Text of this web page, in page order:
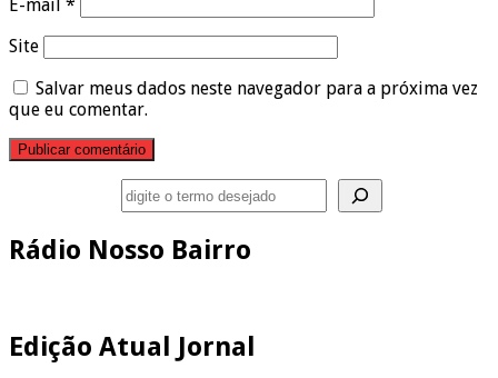
E-mail *
Site
Salvar meus dados neste navegador para a próxima vez
que eu comentar.
Rádio Nosso Bairro
Edição Atual Jornal